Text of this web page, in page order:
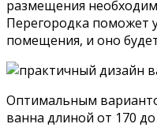
размещения
Перегородка поможет
помещения, и оно
Оптимальным
ванна длиной от 170 до